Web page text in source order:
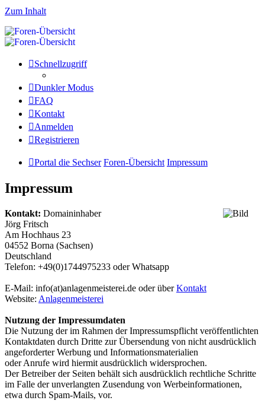
Zum Inhalt
Schnellzugriff
Dunkler Modus
FAQ
Kontakt
Anmelden
Registrieren
Portal die Sechser Foren-Übersicht Impressum
Impressum
Kontakt: Domaininhaber
Jörg Fritsch
Am Hochhaus 23
04552 Borna (Sachsen)
Deutschland
Telefon: +49(0)1744975233 oder Whatsapp
E-Mail: info(at)anlagenmeisterei.de oder überKontakt
Website: Anlagenmeisterei
Nutzung der Impressumdaten
Die Nutzung der im Rahmen der Impressumspflicht veröffentlichten
Kontaktdaten durch Dritte zur Übersendung von nicht ausdrücklich
angeforderter Werbung und Informationsmaterialien
oder Anrufe wird hiermit ausdrücklich widersprochen.
Der Betreiber der Seiten behält sich ausdrücklich rechtliche Schritte
im Falle der unverlangten Zusendung von Werbeinformationen,
etwa durch Spam-Mails, vor.